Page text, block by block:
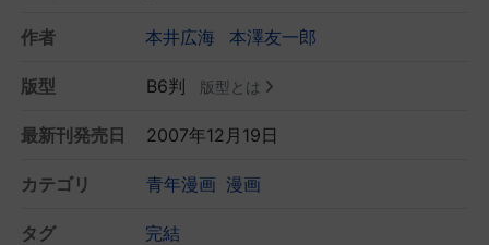
作者 本井広海 本澤友一郎
版型 B6判 版型とは
最新刊発売日 2007年12月19日
カテゴリ 青年漫画 漫画
タグ 完結